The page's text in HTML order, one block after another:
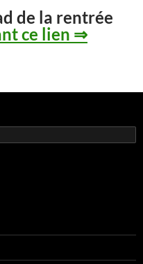
de la rentrée
ce lien ⇒